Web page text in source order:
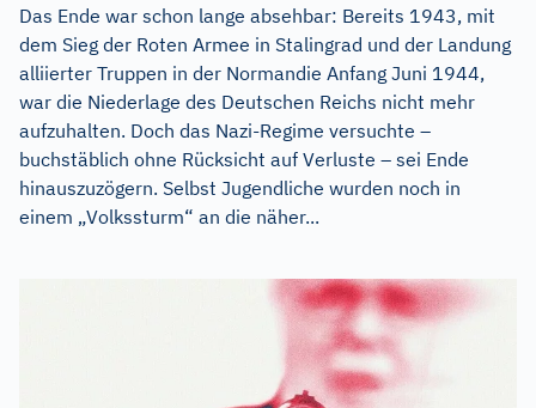
Das Ende war schon lange absehbar: Bereits 1943, mit
dem Sieg der Roten Armee in Stalingrad und der Landung
alliierter Truppen in der Normandie Anfang Juni 1944,
war die Niederlage des Deutschen Reichs nicht mehr
aufzuhalten. Doch das Nazi-Regime versuchte –
buchstäblich ohne Rücksicht auf Verluste – sei Ende
hinauszuzögern. Selbst Jugendliche wurden noch in
einem „Volkssturm“ an die näher...